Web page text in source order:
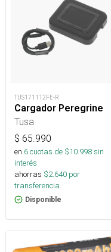
TUS171112FE-R
Cargador Peregrine
Tusa
$ 65.990
en 6cuotas de $10.998sin
interés
ahorras $2.640 por
transferencia.
Disponible